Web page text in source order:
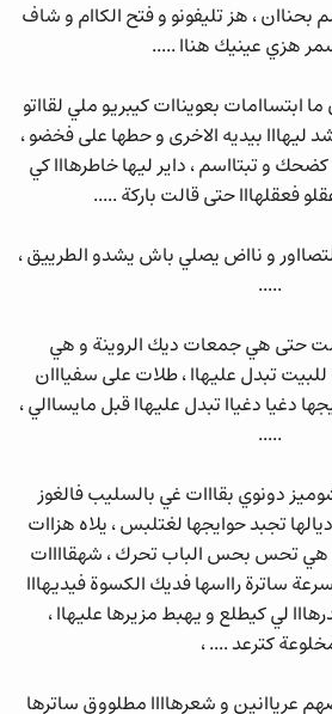
بحناان ، هز تليفونو و فتح الكاام و شاف
هزي عينيك هناا .....
ابتساامات بعويناات كيبريو ملي لقااتو
ليهااا بيديه الاخرى و حطها على فخضو ،
و تبتااسم ، داير ليها خاطرهااا كي
فعقلهااا حتى قالت باركة .....
و نااض يصلي باش يشدو الطرييق ،
.....
حتى هي جمعات ديك الروينة و هي
تبدل عليهاا ، طلات على سفيااان
دغيا دغياا تبدل عليهاا قبل مايساالي ،
.....
دونوي بقااات غي بالسليب فالغوز
تجبد حوايجها لغتلبس ، يلاه هزاات
هي تحس بحس الباب تحرك ، شهقاااات
ساترة رااسها فديك الكسوة فيديهااا
لي كيطلع و يهبط مزيرها عليهاا ،
كترعد .... ،
عرياانين و شعرهاااا مطلووق ساترها